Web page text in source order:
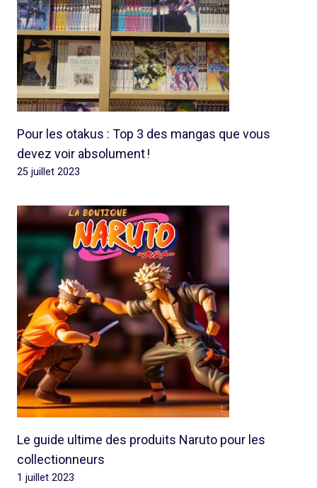
Pour les otakus : Top 3 des mangas que vous
devez voir absolument !
25 juillet 2023
Le guide ultime des produits Naruto pour les
collectionneurs
1 juillet 2023